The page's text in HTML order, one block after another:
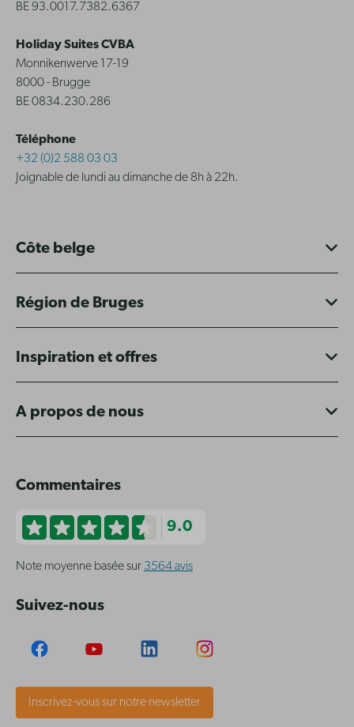
BE 93.0017.7382.6367
Holiday Suites CVBA
Monnikenwerve 17-19
8000 - Brugge
BE 0834.230.286
Téléphone
+32 (0)2 588 03 03
Joignable de lundi au dimanche de 8h à 22h.
Côte belge
Région de Bruges
Inspiration et offres
A propos de nous
Commentaires
9.0
Note moyenne basée sur 3564 avis
Suivez-nous
Inscrivez-vous sur notre newsletter